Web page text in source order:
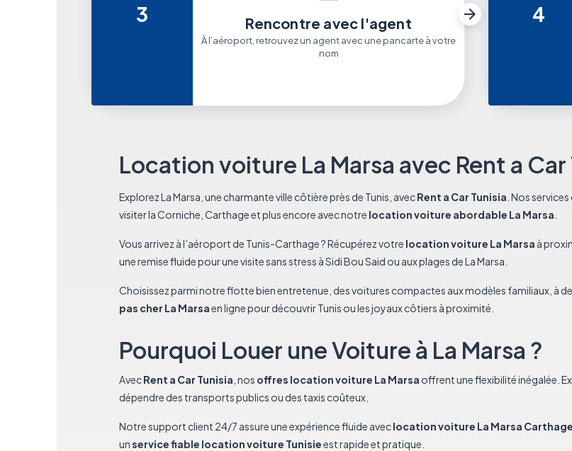
3 Rencontre avec l'agent
À l’aéroport, retrouvez un agent avec une pancarte à votre
nom
4
Location voiture La Marsa avec Rent a Car
Explorez La Marsa, une charmante ville côtière près de Tunis, avecRent a Car Tunisia . Nos services
visiter la Corniche, Carthage et plus encore avec notre location voiture abordable La Marsa
Vous arrivez à l’aéroport de Tunis-Carthage ? Récupérez votre location voiture La Marsa à
une remise fluide pour une visite sans stress à Sidi Bou Said ou aux plages de La Marsa.
Choisissez parmi notre flotte bien entretenue, des voitures compactes aux modèles familiaux, à
pas cher La Marsaen ligne pour découvrir Tunis ou les joyaux côtiers à proximité.
Pourquoi Louer une Voiture à La Marsa ?
AvecRent a Car Tunisia , nos offres location voiture La Marsa offrent une flexibilité inégalée.
dépendre des transports publics ou des taxis coûteux.
Notre support client 24/7 assure une expérience fluide aveclocation voiture La Marsa Carthage
unservice fiable location voiture Tunisieest rapide et pratique.